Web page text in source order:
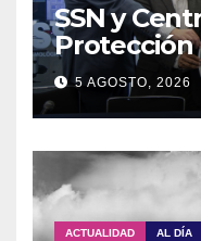
SSN y
Protección
Simulacro
5 AGOSTO, 2026
ACTUALIDAD AL DÍA